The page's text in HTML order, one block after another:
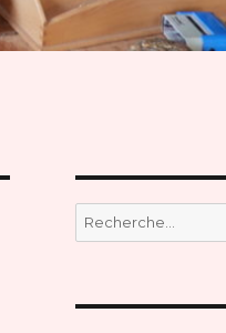
Recherche
pour :